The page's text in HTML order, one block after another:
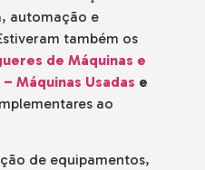
automação e
também os
de Máquinas e
Máquinas Usadas e
ao
de equipamentos,